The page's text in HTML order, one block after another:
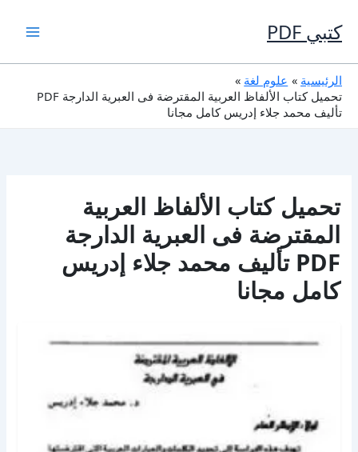
إلى
المحتوى
كتبي PDF
الرئيسية
علوم لغة
تحميل كتاب الألفاظ العربية المقترضة فى العبرية الدارجة PDF
تأليف محمد جلاء إدريس كامل مجانا
تحميل كتاب الألفاظ العربية
المقترضة فى العبرية الدارجة
PDF تأليف محمد جلاء إدريس
كامل مجانا